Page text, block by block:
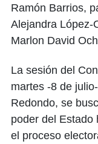
Ramón Barrios,
Alejandra López-
Marlon David
La sesión del
martes -8 de
Redondo, se
poder del Estado
el proceso